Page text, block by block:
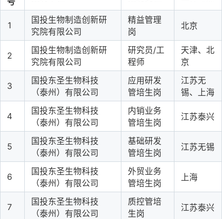
1
国投生物制造创新研
究院有限公司
精益管理
岗
北京
2
国投生物制造创新研
究院有限公司
研究员/工
程师
天津、北
京
3
国投东圣生物科技
（泰州）有限公司
应用研发
管培生岗
江苏无
锡、 上海
4
国投东圣生物科技
（泰州）有限公司
内销业务
管培生岗
江苏泰兴
5
国投东圣生物科技
（泰州）有限公司
基础研发
管培生岗
江苏无锡
6
国投东圣生物科技
（泰州）有限公司
外贸业务
管培生岗
上海
7
国投东圣生物科技
（泰州）有限公司
质控管培
生岗
江苏泰兴